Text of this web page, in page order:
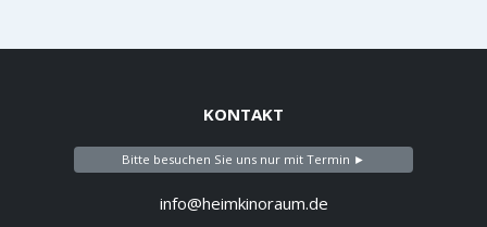
KONTAKT
Bitte besuchen Sie uns nur mit Termin ►
info@heimkinoraum.de